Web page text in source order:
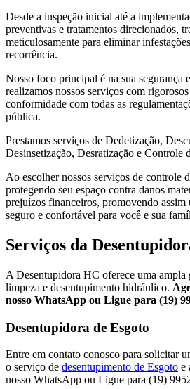
Desde a inspeção inicial até a
preventivas e tratamentos direcionados,
meticulosamente para eliminar
recorrência.
Nosso foco principal é na sua segurança
realizamos nossos serviços com
conformidade com todas as
pública.
Prestamos serviços de Dedetização,
Desinsetização, Desratização e Controle
Ao escolher nossos serviços de controle
protegendo seu espaço contra danos
prejuízos financeiros, promovendo
seguro e confortável para você e sua
Serviços da
A Desentupidora HC oferece uma ampla
limpeza e desentupimento hidráulico.
nosso WhatsApp ou Ligue para (19)
Desentupidora de Esgoto
Entre em contato conosco para solicitar
o serviço de desentupimento de Esgoto e
nosso WhatsApp ou Ligue para (19)